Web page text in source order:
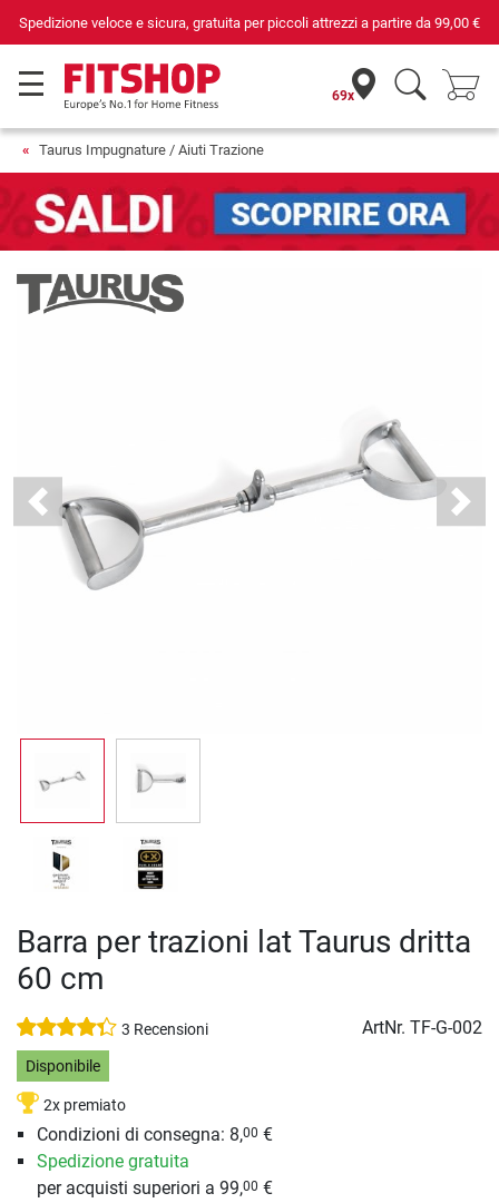
Spedizione veloce e sicura, gratuita per piccoli attrezzi a partire da 99,00 €
69x
Taurus Impugnature / Aiuti Trazione
Previous Next
Barra per trazioni lat Taurus dritta
60 cm
3 Recensioni ArtNr. TF-G-002
Disponibile
2x premiato
Condizioni di consegna: 8,00 €
Spedizione gratuita
per acquisti superiori a 99,00 €